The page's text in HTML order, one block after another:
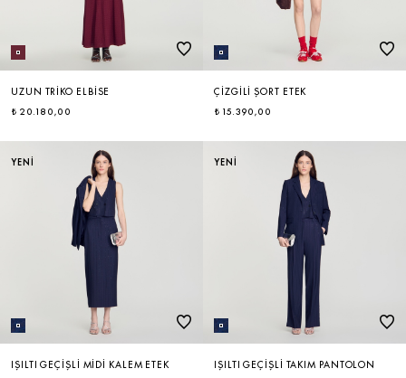
UZUN TRIKO ELBISE
₺ 20.180,00
ÇIZGILI ŞORT ETEK
₺ 15.390,00
YENİ
IŞILTI GEÇIŞLI MIDI KALEM ETEK
YENİ
IŞILTI GEÇIŞLI TAKIM PANTOLON